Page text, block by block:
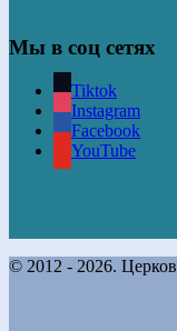
Мы в соц сетях
Tiktok
Instagram
Facebook
YouTube
© 2012 - 2026.